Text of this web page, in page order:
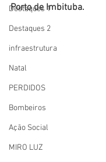
Destaques 1
Destaques 2
infraestrutura
Natal
PERDIDOS
Bombeiros
Ação Social
MIRO LUZ
Porto de Imbituba.